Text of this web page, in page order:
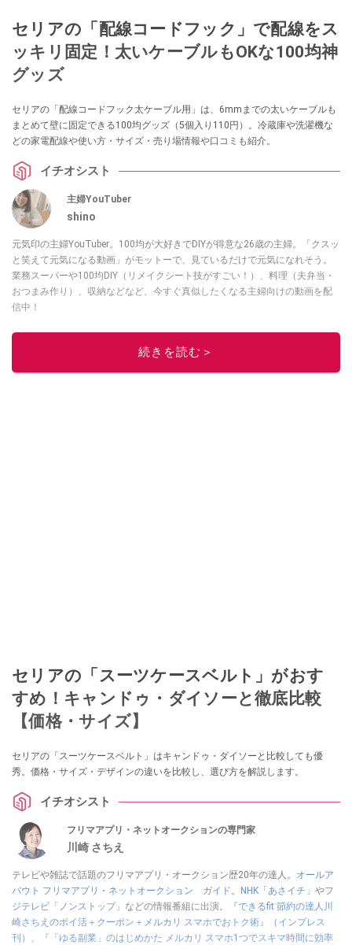
セリアの「配線コードフック」で配線をス
ッキリ固定！太いケーブルもOKな100均神
グッズ
セリアの「配線コードフック太ケーブル用」は、6mmまでの太いケーブルも
まとめて壁に固定できる100均グッズ（5個入り110円）。冷蔵庫や洗濯機な
どの家電配線や使い方・サイズ・売り場情報や口コミも紹介。
イチオシスト
主婦YouTuber
shino
元気印の主婦YouTuber。100均が大好きでDIYが得意な26歳の主婦。「クスッ
と笑えて元気になる動画」がモットーで、見ているだけで元気になれそう。
業務スーパーや100均DIY（リメイクシート技がすごい！）、料理（夫弁当・
おつまみ作り）、収納などなど、今すぐ真似したくなる主婦向けの動画を配
信中！
このイチオシストの他の記事を読む
続きを読む＞
セリアの「スーツケースベルト」がおす
すめ！キャンドゥ・ダイソーと徹底比較
【価格・サイズ】
セリアの「スーツケースベルト」はキャンドゥ・ダイソーと比較しても優
秀。価格・サイズ・デザインの違いを比較し、選び方を解説します。
イチオシスト
フリマアプリ・ネットオークションの専門家
川崎 さちえ
テレビや雑誌で話題のフリマアプリ・オークション歴20年の達人。 オールア
バウト フリマアプリ・ネットオークション ガイド。 NHK「あさイチ」 やフ
ジテレビ「ノンストップ」 などの情報番組に出演。
『できるfit 節約の達人川
崎さちえのポイ活＋クーポン＋メルカリ スマホでおトク術』（インプレス
刊） 、
『「ゆる副業」のはじめかた メルカリ スマホ1つでスキマ時間に効率